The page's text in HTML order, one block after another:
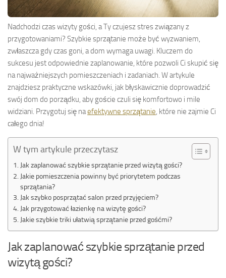
Nadchodzi czas wizyty gości, a Ty czujesz stres związany z
przygotowaniami? Szybkie sprzątanie może być wyzwaniem,
zwłaszcza gdy czas goni, a dom wymaga uwagi. Kluczem do
sukcesu jest odpowiednie zaplanowanie, które pozwoli Ci skupić się
na najważniejszych pomieszczeniach i zadaniach. W artykule
znajdziesz praktyczne wskazówki, jak błyskawicznie doprowadzić
swój dom do porządku, aby goście czuli się komfortowo i mile
widziani. Przygotuj się naefektywne sprzątanie, które nie zajmie Ci
całego dnia!
W tym artykule przeczytasz
Jak zaplanować szybkie sprzątanie przed wizytą gości?
Jakie pomieszczenia powinny być priorytetem podczas
sprzątania?
Jak szybko posprzątać salon przed przyjęciem?
Jak przygotować łazienkę na wizytę gości?
Jakie szybkie triki ułatwią sprzątanie przed gośćmi?
Jak zaplanować szybkie sprzątanie przed
wizytą gości?